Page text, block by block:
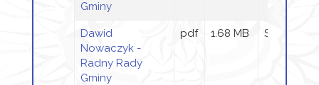
Gminy
Dawid
Nowaczyk -
Radny Rady
Gminy
pdf 1.68 MB Sandra